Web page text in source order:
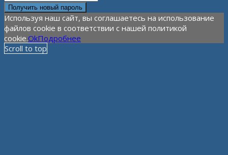
Используя наш сайт, вы соглашаетесь на использование
файлов cookie в соответствии с нашей политикой
cookie.OkПодробнее
Scroll to top